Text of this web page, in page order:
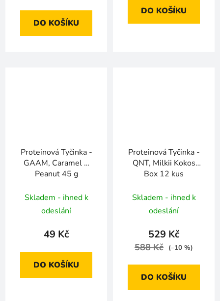
DO KOŠÍKU
DO KOŠÍKU
Proteinová Tyčinka -
GAAM, Caramel &
Peanut 45 g
Skladem - ihned k
odeslání
49 Kč
DO KOŠÍKU
Proteinová Tyčinka -
QNT, Milkii Kokos
Box 12 kus
Skladem - ihned k
odeslání
529 Kč
588 Kč (–10 %)
DO KOŠÍKU